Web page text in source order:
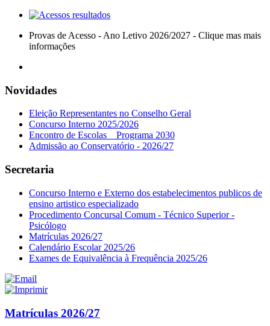
Provas de Acesso - Ano Letivo 2026/2027 - Clique mas mais
informações
Novidades
Eleição Representantes no Conselho Geral
Concurso Interno 2025/2026
Encontro de Escolas _ Programa 2030
Admissão ao Conservatório - 2026/27
Secretaria
Concurso Interno e Externo dos estabelecimentos publicos de
ensino artistico especializado
Procedimento Concursal Comum - Técnico Superior -
Psicólogo
Matrículas 2026/27
Calendário Escolar 2025/26
Exames de Equivalência à Frequência 2025/26
Matrículas 2026/27